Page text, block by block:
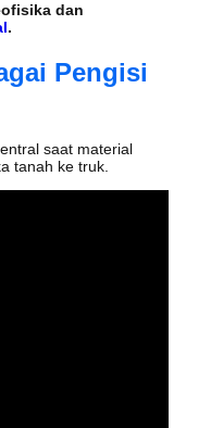
dan
.
Pengisi
saat material
tanah ke truk.